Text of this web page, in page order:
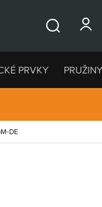
PRVKY PRUŽINY
DE